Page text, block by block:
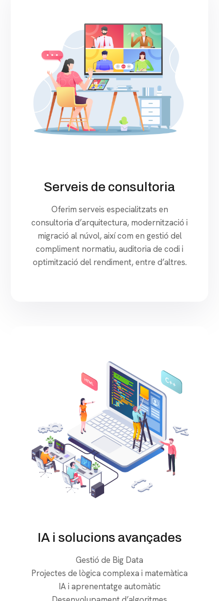
Serveis de consultoria
Oferim serveis especialitzats en
consultoria d’arquitectura, modernització i
migració al núvol, així com en gestió del
compliment normatiu, auditoria de codi i
optimització del rendiment, entre d’altres.
IA i solucions avançades
Gestió de Big Data
Projectes de lògica complexa i matemàtica
IA i aprenentatge automàtic